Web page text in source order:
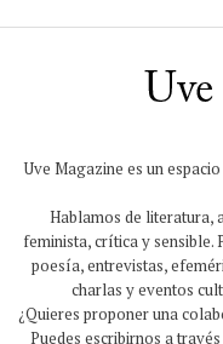
Uve Magazine es un
Hablamos de literatura,
feminista, crítica y sensible.
poesía, entrevistas,
charlas y eventos
¿Quieres proponer una
Puedes escribirnos a